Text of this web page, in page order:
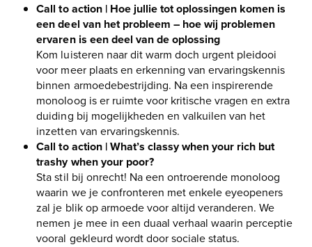
Call to action | Hoe jullie tot oplossingen komen is
een deel van het probleem – hoe wij problemen
ervaren is een deel van de oplossing
Kom luisteren naar dit warm doch urgent pleidooi
voor meer plaats en erkenning van ervaringskennis
binnen armoedebestrijding. Na een inspirerende
monoloog is er ruimte voor kritische vragen en extra
duiding bij mogelijkheden en valkuilen van het
inzetten van ervaringskennis.
Call to action | What’s classy when your rich but
trashy when your poor?
Sta stil bij onrecht! Na een ontroerende monoloog
waarin we je confronteren met enkele eyeopeners
zal je blik op armoede voor altijd veranderen. We
nemen je mee in een duaal verhaal waarin perceptie
vooral gekleurd wordt door sociale status.